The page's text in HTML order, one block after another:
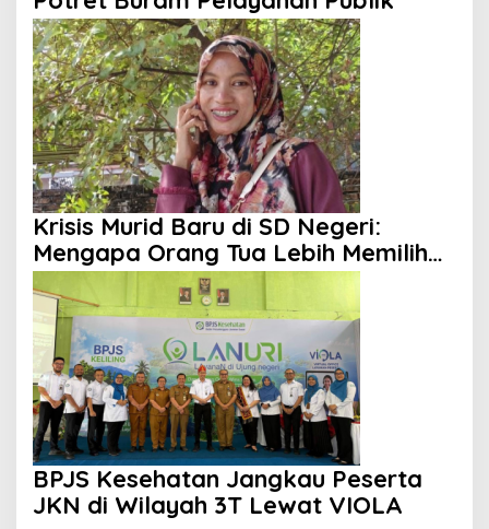
Krisis Murid Baru di SD Negeri:
Mengapa Orang Tua Lebih Memilih
Sekolah Swasta?
BPJS Kesehatan Jangkau Peserta
JKN di Wilayah 3T Lewat VIOLA